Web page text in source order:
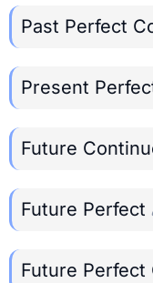
Past Perfect
Present
Future
Future Perfect
Future Perfect